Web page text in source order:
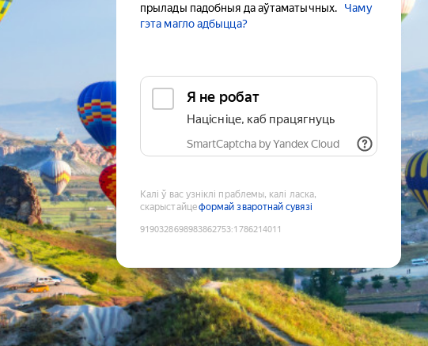
прылады падобныя да аўтаматычных.
Чаму
гэта магло адбыцца?
Я не робат
Націсніце, каб працягнуць
SmartCaptcha by Yandex Cloud
Калі ў вас узніклі праблемы, калі ласка,
скарыстайцеформай зваротнай сувязі
9190328698983862753:1786214011